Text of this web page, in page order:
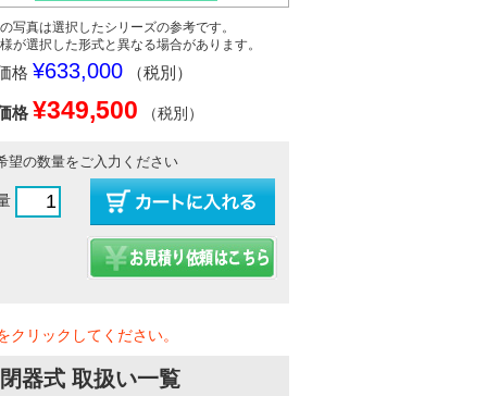
写真は選択したシリーズの参考です。
が選択した形式と異なる場合があります。
格 ¥633,000 （税別）
格 ¥349,500 （税別）
望の数量をご入力ください
リックしてください。
器式 取扱い一覧